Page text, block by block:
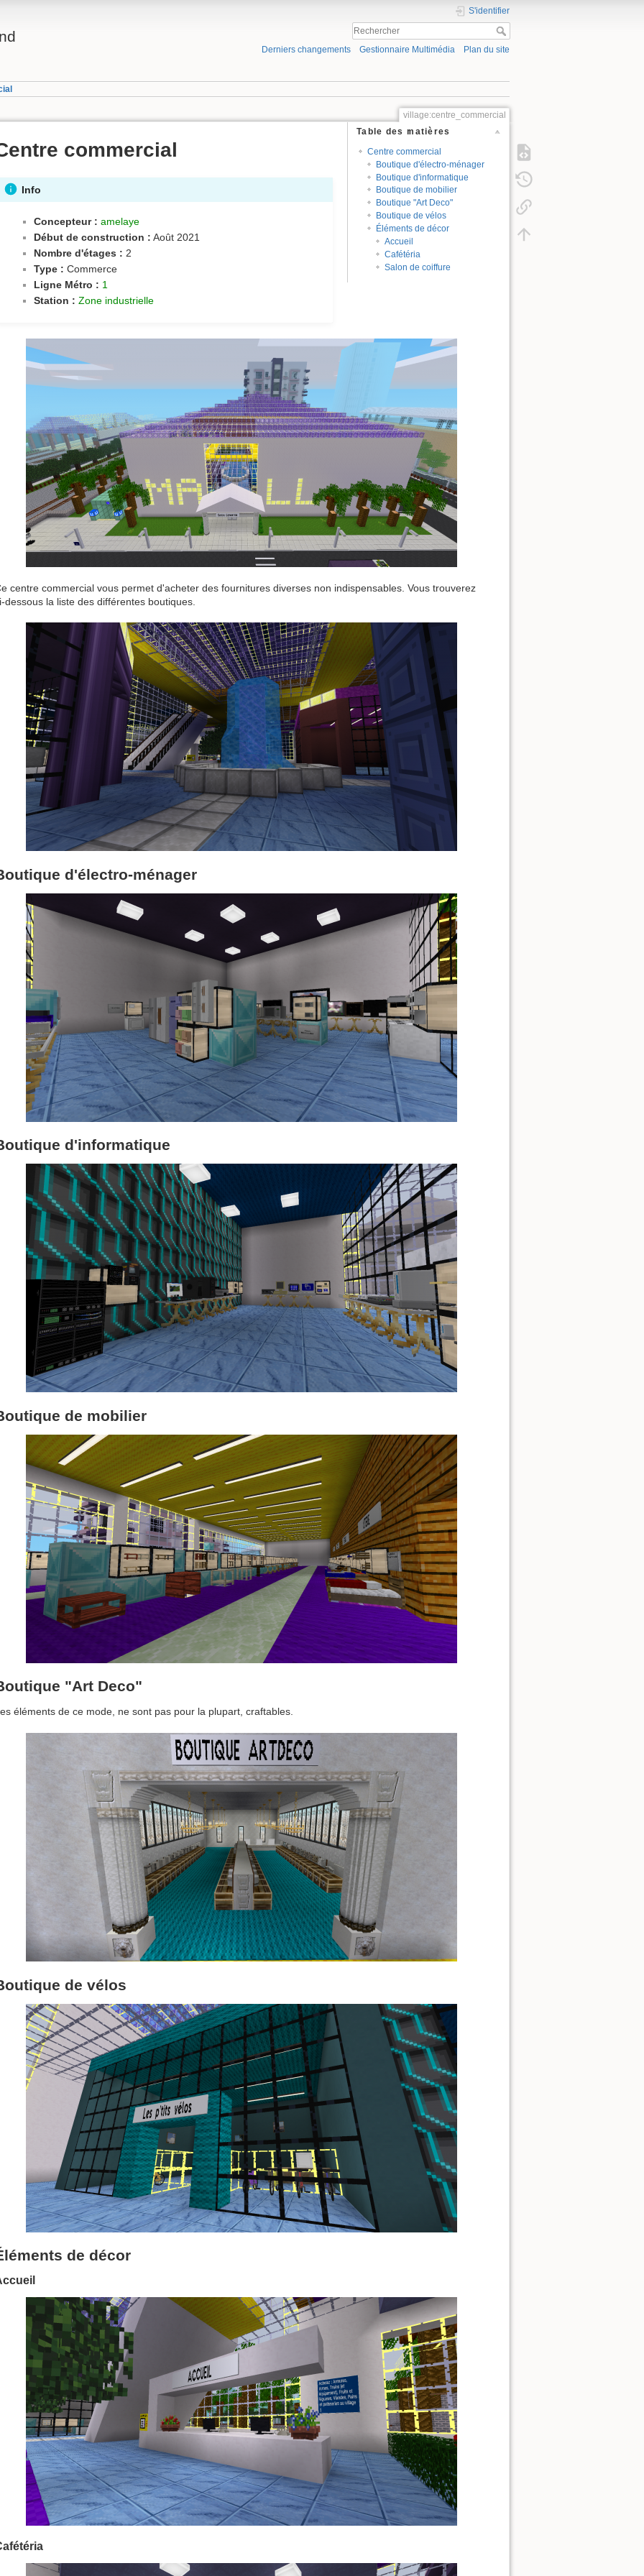
S'identifier
Derniers changements Gestionnaire Multimédia Plan du site
village:centre_commercial
Table des matières
Centre commercial
Boutique d'électro-ménager
Boutique d'informatique
Boutique de mobilier
Boutique "Art Deco"
Boutique de vélos
Éléments de décor
Accueil
Cafétéria
Salon de coiffure
commercial
Info
Concepteur : amelaye
Début de construction : Août 2021
Nombre d'étages : 2
Type : Commerce
Ligne Métro : 1
Station : Zone industrielle
centre commercial vous permet d'acheter des fournitures diverses non indispensables. Vous trouverez
dessous la liste des différentes boutiques.
d'électro-ménager
d'informatique
de mobilier
"Art Deco"
éléments de ce mode, ne sont pas pour la plupart, craftables.
de vélos
de décor